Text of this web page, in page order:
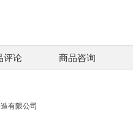
评论 商品咨询
有限公司